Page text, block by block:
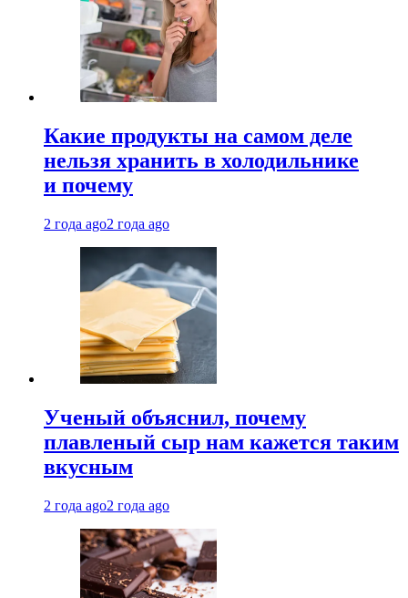
Какие продукты на самом деле
нельзя хранить в холодильнике
и почему
2 года ago2 года ago
Ученый объяснил, почему
плавленый сыр нам кажется таким
вкусным
2 года ago2 года ago